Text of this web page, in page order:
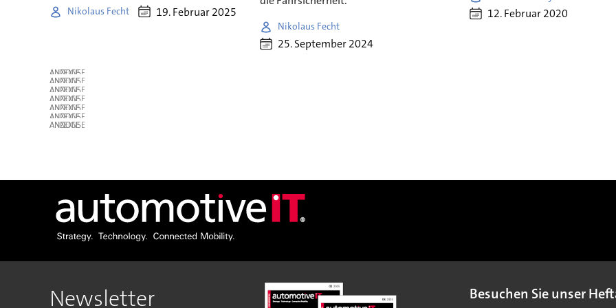
Nikolaus Fecht 19. Februar 2025
Nikolaus Fecht
25. September 2024
12. Februar 2020
ANZEIGE
ANZEIGE
ANZEIGE
ANZEIGE
ANZEIGE
ANZEIGE
ANZEIGE
Newsletter Besuchen Sie unser